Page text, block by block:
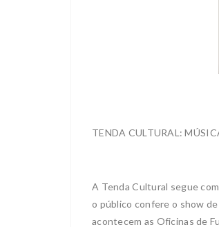
TENDA CULTURAL:
A Tenda Cultural segue
o público confere o show de
acontecem as Oficinas de